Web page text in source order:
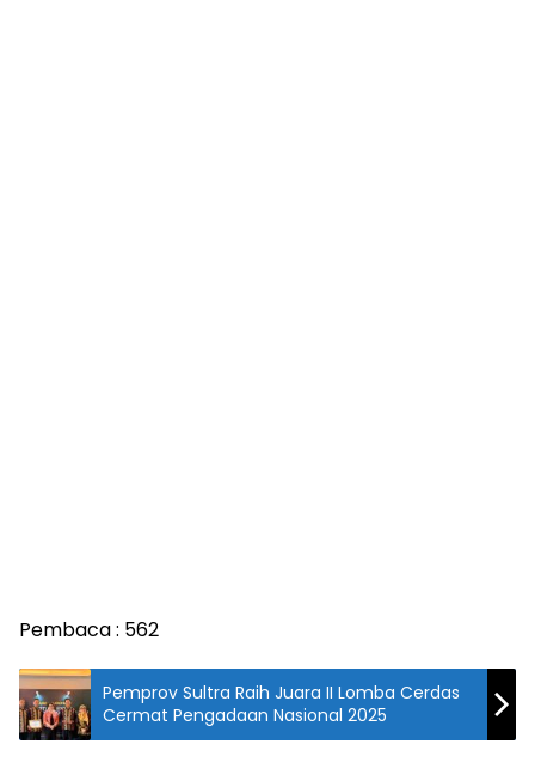
Pembaca : 562
Pemprov Sultra Raih Juara II Lomba Cerdas
Cermat Pengadaan Nasional 2025